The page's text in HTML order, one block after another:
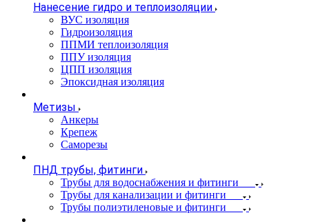
Нанесение гидро и теплоизоляции
ВУС изоляция
Гидроизоляция
ППМИ теплоизоляция
ППУ изоляция
ЦПП изоляция
Эпоксидная изоляция
Метизы
Анкеры
Крепеж
Саморезы
ПНД трубы, фитинги
Трубы для водоснабжения и фитинги
Трубы для канализации и фитинги
Трубы полиэтиленовые и фитинги